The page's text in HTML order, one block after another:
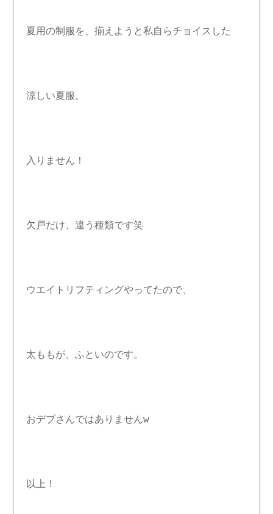
夏用の制服を、揃えようと私自らチョイスした
涼しい夏服。
入りません！
欠戸だけ、違う種類です笑
ウエイトリフティングやってたので、
太ももが、ふといのです。
おデブさんではありませんw
以上！